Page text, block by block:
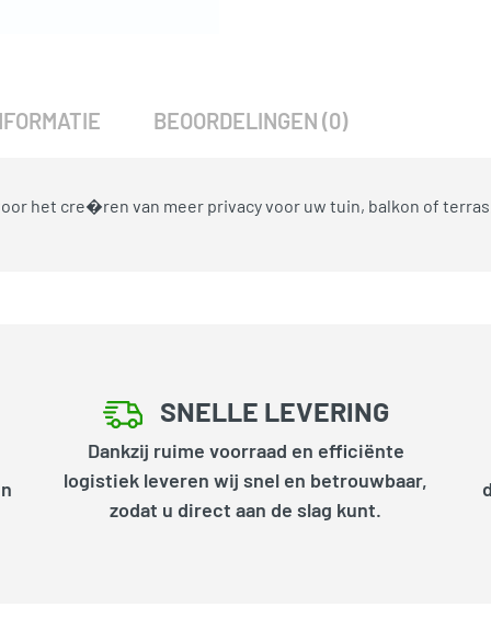
BEOORDELINGEN (0)
het cre�ren van meer privacy voor uw tuin, balkon of terras.
SNELLE LEVERING
Dankzij ruime voorraad en efficiënte
logistiek leveren wij snel en betrouwbaar,
zodat u direct aan de slag kunt.